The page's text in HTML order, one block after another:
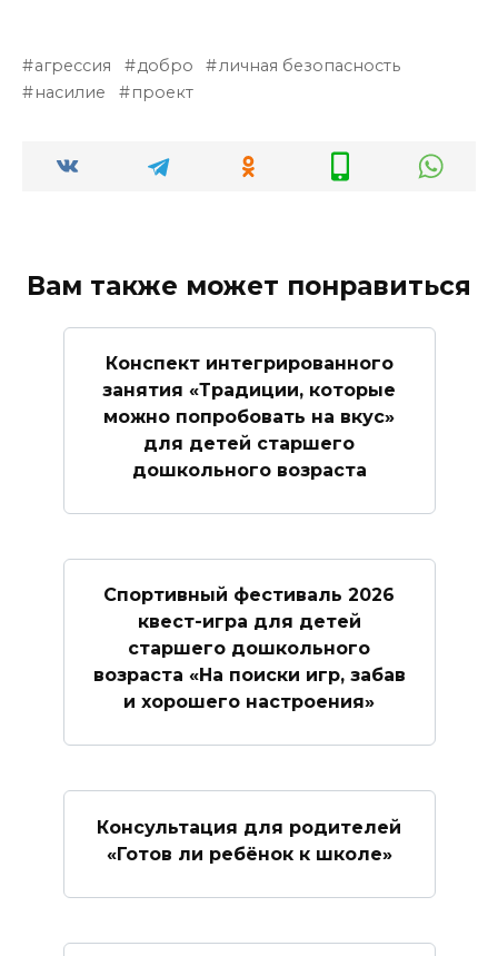
агрессия добро
личная безопасность
насилие
проект
Вам также может понравиться
Конспект интегрированного
занятия «Традиции, которые
можно попробовать на вкус»
для детей старшего
дошкольного возраста
Спортивный фестиваль 2026
квест-игра для детей
старшего дошкольного
возраста «На поиски игр, забав
и хорошего настроения»
Консультация для родителей
«Готов ли ребёнок к школе»